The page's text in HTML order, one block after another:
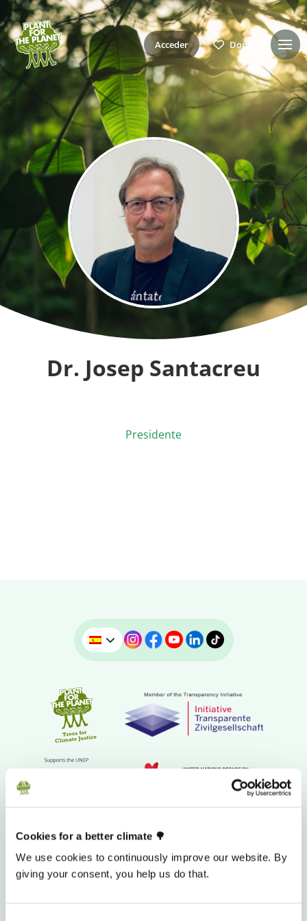
Cookies for a better climate 🌳
We use cookies to continuously improve our website. By
giving your consent, you help us do that.
Acceder Donar
Dr. Josep Santacreu
Presidente
CUENTA BANCARIA PARA DONAR